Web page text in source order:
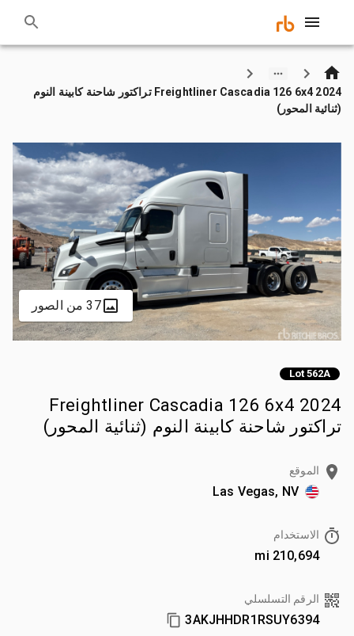
2024 Freightliner Cascadia 126 6x4 تراكتور شاحنة كابينة النوم
(ثنائية المحور)
37 من الصور
Lot 562A
2024 Freightliner Cascadia 126 6x4
تراكتور شاحنة كابينة النوم (ثنائية المحور)
الموقع
Las Vegas, NV
الاستخدام
210,694 mi
الرقم التسلسلي
3AKJHHDR1RSUY6394